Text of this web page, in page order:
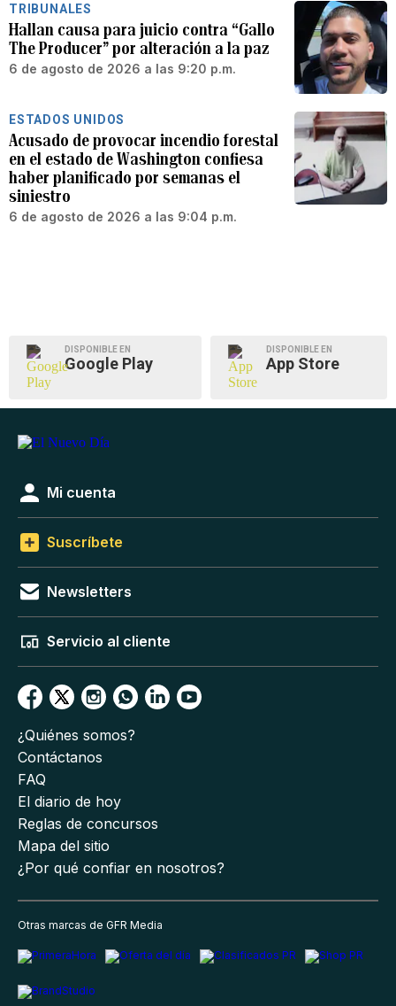
TRIBUNALES
Hallan causa para juicio contra “Gallo
The Producer” por alteración a la paz
6 de agosto de 2026 a las 9:20 p.m.
ESTADOS UNIDOS
Acusado de provocar incendio forestal
en el estado de Washington confiesa
haber planificado por semanas el
siniestro
6 de agosto de 2026 a las 9:04 p.m.
DISPONIBLE EN
Google Play
DISPONIBLE EN
App Store
Mi cuenta
Suscríbete
Newsletters
Servicio al cliente
¿Quiénes somos?
Contáctanos
FAQ
El diario de hoy
Reglas de concursos
Mapa del sitio
¿Por qué confiar en nosotros?
Otras marcas de GFR Media